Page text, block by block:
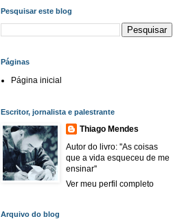
Pesquisar este blog
Páginas
Página inicial
Escritor, jornalista e palestrante
Thiago Mendes
Autor do livro: ''As coisas
que a vida esqueceu de me
ensinar''
Ver meu perfil completo
Arquivo do blog